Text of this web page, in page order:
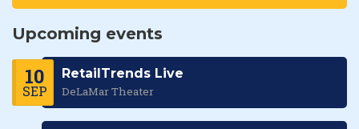
Upcoming events
10
SEP
RetailTrends Live
DeLaMar Theater